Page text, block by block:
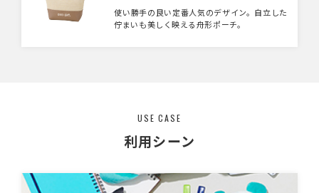
使い勝手の良い定番人気のデザイン。自立した
佇まいも美しく映える舟形ポーチ。
USE CASE
利用シーン